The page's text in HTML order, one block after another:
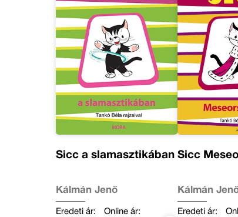
Sicc a slamasztikában
Kálmán Jenő
Eredeti ár:
Online ár:
Sicc
Kálmán
Eredeti ár: